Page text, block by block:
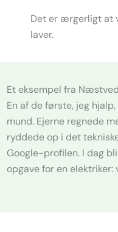
Det er ærgerligt at
laver.
Et eksempel fra Næstved
En af de første, jeg
mund. Ejerne regnede
ryddede op i det
Google-profilen. I dag
opgave for en